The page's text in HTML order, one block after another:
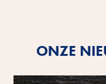
ONZE